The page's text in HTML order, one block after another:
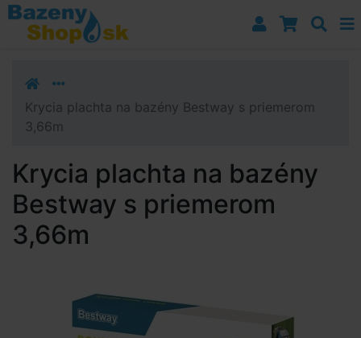
Prejsť k navigácii
Prejsť na obsah
Prejsť k bočnému stĺpci
Krycia plachta na bazény Bestway s priemerom
3,66m
Krycia plachta na bazény
Bestway s priemerom
3,66m